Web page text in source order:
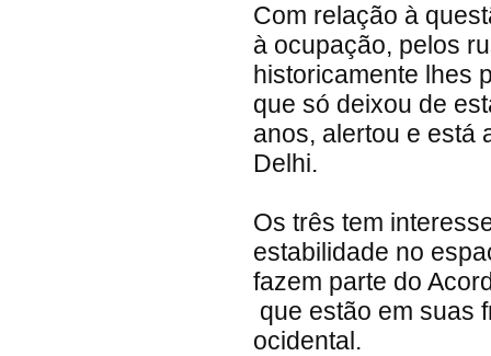
Com relação à
à ocupação, pelos
historicamente lhes
que só deixou de
anos, alertou e está
Delhi.
Os três tem
estabilidade no
fazem parte do
que estão em suas
ocidental.